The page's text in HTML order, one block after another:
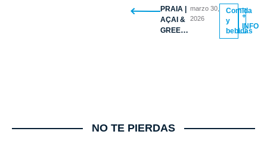
PRAIA |
AÇAI &
GREEK
marzo 30,
2026
Comida
y
bebidas
+
INFO
NO TE PIERDAS